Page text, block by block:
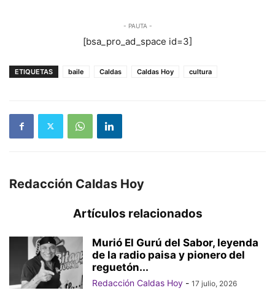
- PAUTA -
[bsa_pro_ad_space id=3]
ETIQUETAS baile Caldas Caldas Hoy cultura
Redacción Caldas Hoy
Artículos relacionados
Murió El Gurú del Sabor, leyenda
de la radio paisa y pionero del
reguetón...
Redacción Caldas Hoy - 17 julio, 2026